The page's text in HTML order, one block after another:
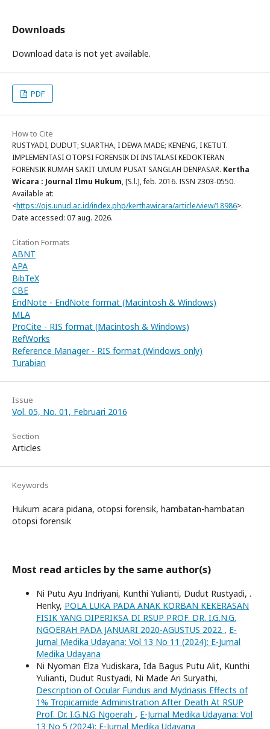
Downloads
Download data is not yet available.
PDF
How to Cite
RUSTYADI, DUDUT; SUARTHA, I DEWA MADE; KENENG, I KETUT.
IMPLEMENTASI OTOPSI FORENSIK DI INSTALASI KEDOKTERAN
FORENSIK RUMAH SAKIT UMUM PUSAT SANGLAH DENPASAR. Kertha
Wicara : Journal Ilmu Hukum, [S.l.], feb. 2016. ISSN 2303-0550.
Available at:
<https://ojs.unud.ac.id/index.php/kerthawicara/article/view/18986>.
Date accessed: 07 aug. 2026.
Citation Formats
ABNT
APA
BibTeX
CBE
EndNote - EndNote format (Macintosh & Windows)
MLA
ProCite - RIS format (Macintosh & Windows)
RefWorks
Reference Manager - RIS format (Windows only)
Turabian
Issue
Vol. 05, No. 01, Februari 2016
Section
Articles
Keywords
Hukum acara pidana, otopsi forensik, hambatan-hambatan
otopsi forensik
Most read articles by the same author(s)
Ni Putu Ayu Indriyani, Kunthi Yulianti, Dudut Rustyadi, .
Henky, POLA LUKA PADA ANAK KORBAN KEKERASAN
FISIK YANG DIPERIKSA DI RSUP PROF. DR. I.G.N.G.
NGOERAH PADA JANUARI 2020-AGUSTUS 2022 , E-
Jurnal Medika Udayana: Vol 13 No 11 (2024): E-Jurnal
Medika Udayana
Ni Nyoman Elza Yudiskara, Ida Bagus Putu Alit, Kunthi
Yulianti, Dudut Rustyadi, Ni Made Ari Suryathi,
Description of Ocular Fundus and Mydriasis Effects of
1% Tropicamide Administration After Death At RSUP
Prof. Dr. I.G.N.G Ngoerah , E-Jurnal Medika Udayana: Vol
13 No 5 (2024): E-Jurnal Medika Udayana